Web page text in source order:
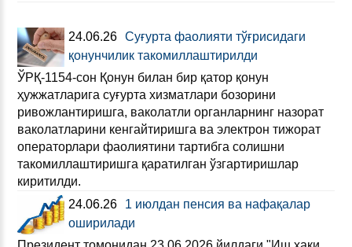
24.06.26 Суғурта фаолияти тўғрисидаги
қонунчилик такомиллаштирилди
ЎРҚ-1154-сон Қонун билан бир қатор қонун
ҳужжатларига суғурта хизматлари бозорини
ривожлантиришга, ваколатли органларнинг назорат
ваколатларини кенгайтиришга ва электрон тижорат
операторлари фаолиятини тартибга солишни
такомиллаштиришга қаратилган ўзгартиришлар
киритилди.
24.06.26
1 июлдан пенсия ва нафақалар
оширилади